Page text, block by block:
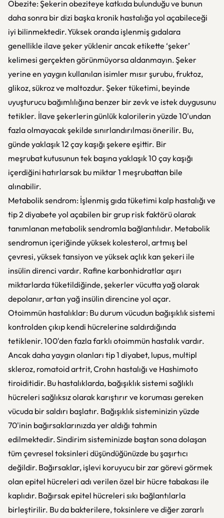
Obezite: Şekerin obeziteye katkıda bulunduğu ve bunun
daha sonra bir dizi başka kronik hastalığa yol açabileceği
iyi bilinmektedir. Yüksek oranda işlenmiş gıdalara
genellikle ilave şeker yüklenir ancak etikette ‘şeker’
kelimesi gerçekten görünmüyorsa aldanmayın. Şeker
yerine en yaygın kullanılan isimler mısır şurubu, fruktoz,
glikoz, sükroz ve maltozdur. Şeker tüketimi, beyinde
uyuşturucu bağımlılığına benzer bir zevk ve istek duygusunu
tetikler. İlave şekerlerin günlük kalorilerin yüzde 10'undan
fazla olmayacak şekilde sınırlandırılması önerilir. Bu,
günde yaklaşık 12 çay kaşığı şekere eşittir. Bir
meşrubat kutusunun tek başına yaklaşık 10 çay kaşığı
içerdiğini hatırlarsak bu miktar 1 meşrubattan bile
alınabilir.
Metabolik sendrom: İşlenmiş gıda tüketimi kalp hastalığı ve
tip 2 diyabete yol açabilen bir grup risk faktörü olarak
tanımlanan metabolik sendromla bağlantılıdır. Metabolik
sendromun içeriğinde yüksek kolesterol, artmış bel
çevresi, yüksek tansiyon ve yüksek açlık kan şekeri ile
insülin direnci vardır. Rafine karbonhidratlar aşırı
miktarlarda tüketildiğinde, şekerler vücutta yağ olarak
depolanır, artan yağ insülin direncine yol açar.
Otoimmün hastalıklar: Bu durum vücudun bağışıklık sistemi
kontrolden çıkıp kendi hücrelerine saldırdığında
tetiklenir. 100'den fazla farklı otoimmün hastalık vardır.
Ancak daha yaygın olanları tip 1 diyabet, lupus, multipl
skleroz, romatoid artrit, Crohn hastalığı ve Hashimoto
tiroiditidir. Bu hastalıklarda, bağışıklık sistemi sağlıklı
hücreleri sağlıksız olarak karıştırır ve koruması gereken
vücuda bir saldırı başlatır. Bağışıklık sisteminizin yüzde
70'inin bağırsaklarınızda yer aldığı tahmin
edilmektedir. Sindirim sisteminizde baştan sona dolaşan
tüm çevresel toksinleri düşündüğünüzde bu şaşırtıcı
değildir. Bağırsaklar, işlevi koruyucu bir zar görevi görmek
olan epitel hücreleri adı verilen özel bir hücre tabakası ile
kaplıdır. Bağırsak epitel hücreleri sıkı bağlantılarla
birleştirilir. Bu da bakterilere, toksinlere ve diğer zararlı